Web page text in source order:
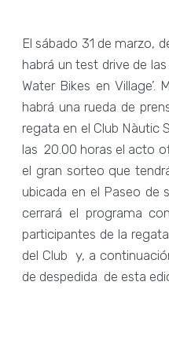
El sábado 31 de marzo,
habrá un test drive de
Water Bikes en Village’.
habrá una rueda de
regata en el Club Nàutic
las 20.00 horas el acto
el gran sorteo que
ubicada en el Paseo de
cerrará el programa
participantes de la
del Club y, a
de despedida de esta